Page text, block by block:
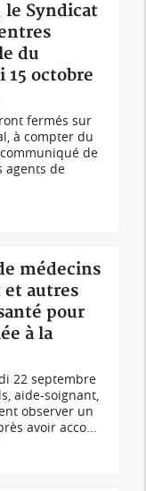
le Syndicat
du
octobre
fermés sur
à compter du
de
agents de
médecins
autres
pour
à la
22 septembre
aide-soignant,
observer un
avoir acco...